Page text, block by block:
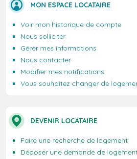
MON ESPACE LOCATAIRE
Voir mon historique de compte
Nous solliciter
Gérer mes informations
Nous contacter
Modifier mes notifications
Vous souhaitez changer de
DEVENIR LOCATAIRE
Faire une recherche de logement
Déposer une demande de